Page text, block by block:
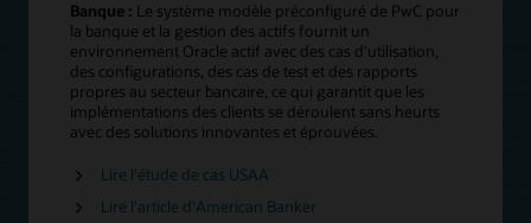
Banque : Le système modèle préconfiguré de PwC pour
la banque et la gestion des actifs fournit un
environnement Oracle actif avec des cas d'utilisation,
des configurations, des cas de test et des rapports
propres au secteur bancaire, ce qui garantit que les
implémentations des clients se déroulent sans heurts
avec des solutions innovantes et éprouvées.
Lire l'étude de cas USAA
Lire l'article d'American Banker